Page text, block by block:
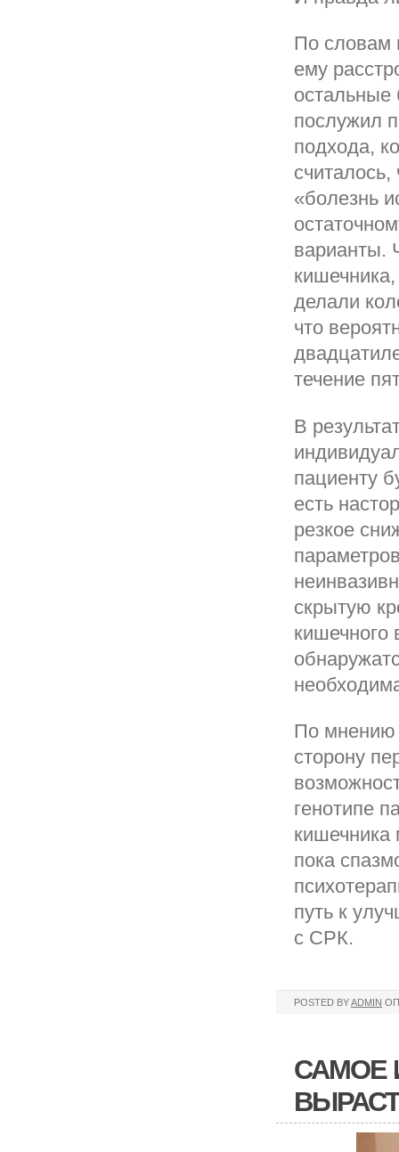
По словам
ему
остальные
послужил
подхода,
«болезнь
варианты.
делали
что
течение
В
пациенту
есть
резкое
скрытую
кишечного
По мнению
сторону
генотипе
кишечника
пока
путь к
с СРК.
POSTED BYADMIN
САМОЕ